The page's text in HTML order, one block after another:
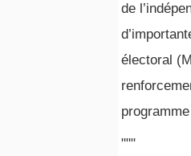
de
électoral
"""